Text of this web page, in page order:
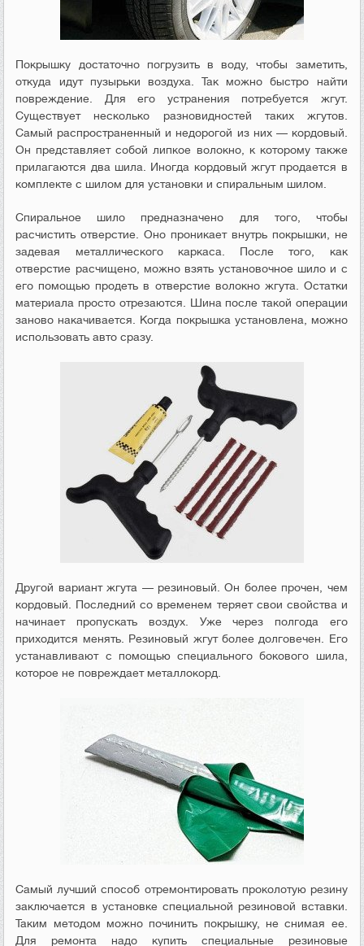
Покрышку достаточно погрузить в воду, чтобы заметить,
откуда идут пузырьки воздуха. Так можно быстро найти
повреждение. Для его устранения потребуется жгут.
Существует несколько разновидностей таких жгутов.
Самый распространенный и недорогой из них — кордовый.
Он представляет собой липкое волокно, к которому также
прилагаются два шила. Иногда кордовый жгут продается в
комплекте с шилом для установки и спиральным шилом.
Спиральное шило предназначено для того, чтобы
расчистить отверстие. Оно проникает внутрь покрышки, не
задевая металлического каркаса. После того, как
отверстие расчищено, можно взять установочное шило и с
его помощью продеть в отверстие волокно жгута. Остатки
материала просто отрезаются. Шина после такой операции
заново накачивается. Когда покрышка установлена, можно
использовать авто сразу.
Другой вариант жгута — резиновый. Он более прочен, чем
кордовый. Последний со временем теряет свои свойства и
начинает пропускать воздух. Уже через полгода его
приходится менять. Резиновый жгут более долговечен. Его
устанавливают с помощью специального бокового шила,
которое не повреждает металлокорд.
Самый лучший способ отремонтировать проколотую резину
заключается в установке специальной резиновой вставки.
Таким методом можно починить покрышку, не снимая ее.
Для ремонта надо купить специальные резиновые